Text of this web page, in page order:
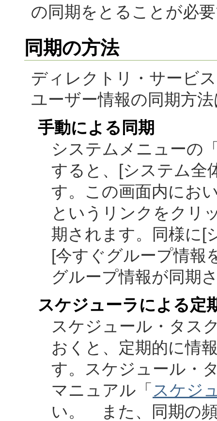
の同期をとることが必
同期の方法
ディレクトリ・サービ
ユーザー情報の同期方
手動による同期
システムメニューの
すると、[システム全
す。この画面内にお
というリンクをクリ
期されます。同様に[
[今すぐグループ情報
グループ情報が同期
スケジューラによる定
スケジュール・タス
おくと、定期的に情
す。スケジュール・
マニュアル「 スケジ
い。 また、同期の